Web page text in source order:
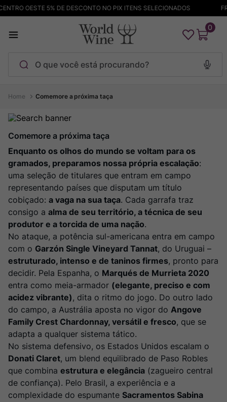
OESTE 5% DE DESCONTO NO PIX ITENS SELECIONADOS
0
Comemore a próxima taça
Comemore a próxima taça
Enquanto os olhos do mundo se voltam para os
gramados, preparamos nossa própria escalação:
uma seleção de titulares que entram em campo
representando países que disputam um título
cobiçado: a vaga na sua taça. Cada garrafa traz
consigo a alma de seu território, a técnica de seu
produtor e a torcida de uma nação.
No ataque, a potência sul-americana entra em campo
com o Garzón Single Vineyard Tannat, do Uruguai –
estruturado, intenso e de taninos firmes, pronto para
decidir. Pela Espanha, o Marqués de Murrieta 2020
entra como meia-armador (elegante, preciso e com
acidez vibrante), dita o ritmo do jogo. Do outro lado
do campo, a Austrália aposta no vigor do Angove
Family Crest Chardonnay, versátil e fresco, que se
adapta a qualquer sistema tático.
No sistema defensivo, os Estados Unidos escalam o
Donati Claret, um blend equilibrado de Paso Robles
que combina estrutura e elegância (zagueiro central
de confiança). Pelo Brasil, a experiência e a
complexidade do espumante Sacramentos Sabina
Termos mais buscados
1º Maçanita
2º Pinot Noir
3º Barolo
4º Garzon
Chablis
6º Bodega Garzon
7º Pacalet
9 º Rocim
10ºChampagne